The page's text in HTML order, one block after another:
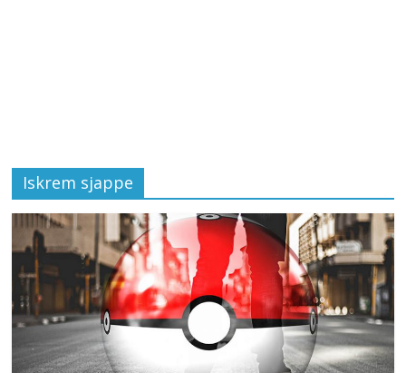
Iskrem sjappe